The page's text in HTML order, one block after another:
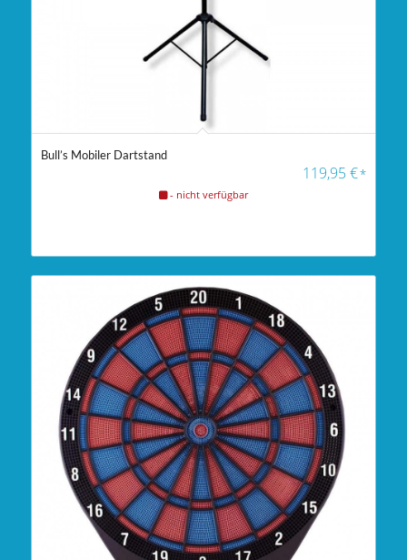
4.00
Bull’s Mobiler Dartstand
119,95€*
- nicht verfügbar